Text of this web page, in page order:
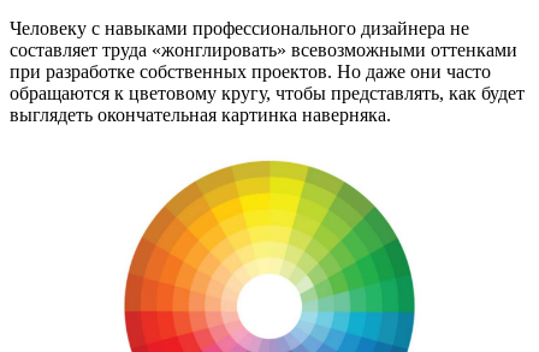
Человеку с навыками профессионального дизайнера не
составляет труда «жонглировать» всевозможными оттенками
при разработке собственных проектов. Но даже они часто
обращаются к цветовому кругу, чтобы представлять, как будет
выглядеть окончательная картинка наверняка.